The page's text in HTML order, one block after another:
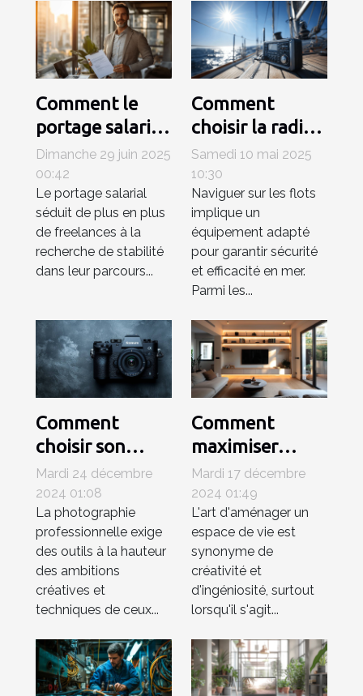
Comment le
portage salarial
renforce la
sécurité
professionnelle
des freelances ?
Dimanche 29 juin 2025
00:42
Le portage salarial
séduit de plus en plus
de freelances à la
recherche de stabilité
dans leur parcours...
Comment
choisir la radio
VHF marine
idéale pour vos
besoins en
navigation
Samedi 10 mai 2025
10:30
Naviguer sur les flots
implique un
équipement adapté
pour garantir sécurité
et efficacité en mer.
Parmi les...
Comment
choisir son
appareil photo
hybride pour la
photographie
professionnelle
Mardi 24 décembre
2024 01:08
La photographie
professionnelle exige
des outils à la hauteur
des ambitions
créatives et
techniques de ceux...
Comment
maximiser
l'espace de
votre salon avec
un téléviseur de
80 cm
Mardi 17 décembre
2024 01:49
L'art d'aménager un
espace de vie est
synonyme de
créativité et
d'ingéniosité, surtout
lorsqu'il s'agit...